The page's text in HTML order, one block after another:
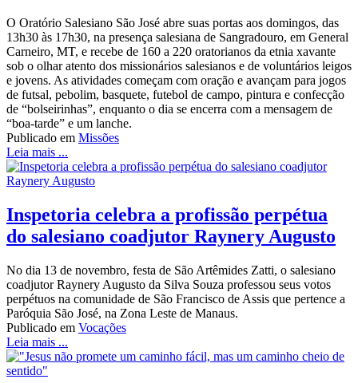
O Oratório Salesiano São José abre suas portas aos domingos, das
13h30 às 17h30, na presença salesiana de Sangradouro, em General
Carneiro, MT, e recebe de 160 a 220 oratorianos da etnia xavante
sob o olhar atento dos missionários salesianos e de voluntários leigos
e jovens. As atividades começam com oração e avançam para jogos
de futsal, pebolim, basquete, futebol de campo, pintura e confecção
de “bolseirinhas”, enquanto o dia se encerra com a mensagem de
“boa-tarde” e um lanche.
Publicado em Missões
Leia mais ...
Inspetoria celebra a profissão perpétua
do salesiano coadjutor Raynery Augusto
No dia 13 de novembro, festa de São Artêmides Zatti, o salesiano
coadjutor Raynery Augusto da Silva Souza professou seus votos
perpétuos na comunidade de São Francisco de Assis que pertence a
Paróquia São José, na Zona Leste de Manaus.
Publicado em Vocações
Leia mais ...